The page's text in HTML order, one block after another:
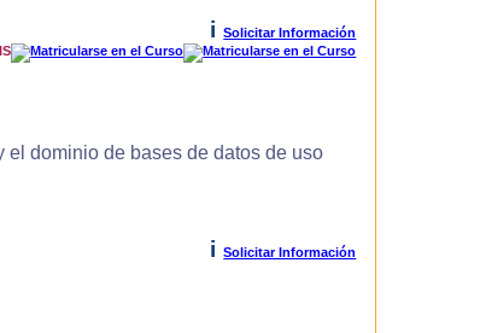
i
Solicitar Información
el dominio de bases de datos de uso
i Solicitar Información